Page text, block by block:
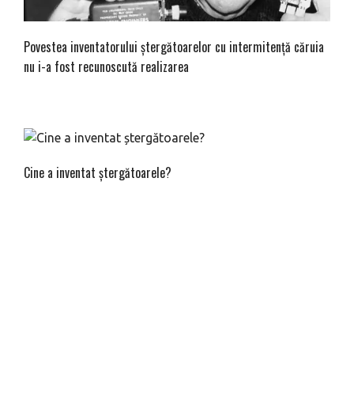
Povestea inventatorului ștergătoarelor cu intermitență căruia
nu i-a fost recunoscută realizarea
Cine a inventat ștergătoarele?